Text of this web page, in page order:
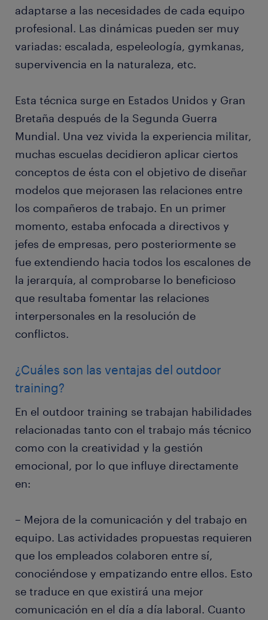
adaptarse a las necesidades de cada equipo
profesional. Las dinámicas pueden ser muy
variadas: escalada, espeleología, gymkanas,
supervivencia en la naturaleza, etc.
Esta técnica surge en Estados Unidos y Gran
Bretaña después de la Segunda Guerra
Mundial. Una vez vivida la experiencia militar,
muchas escuelas decidieron aplicar ciertos
conceptos de ésta con el objetivo de diseñar
modelos que mejorasen las relaciones entre
los compañeros de trabajo. En un primer
momento, estaba enfocada a directivos y
jefes de empresas, pero posteriormente se
fue extendiendo hacia todos los escalones de
la jerarquía, al comprobarse lo beneficioso
que resultaba fomentar las relaciones
interpersonales en la resolución de
conflictos.
¿Cuáles son las ventajas del outdoor
training?
En el outdoor training se trabajan habilidades
relacionadas tanto con el trabajo más técnico
como con la creatividad y la gestión
emocional, por lo que influye directamente
en:
– Mejora de la comunicación y del trabajo en
equipo. Las actividades propuestas requieren
que los empleados colaboren entre sí,
conociéndose y empatizando entre ellos. Esto
se traduce en que existirá una mejor
comunicación en el día a día laboral. Cuanto